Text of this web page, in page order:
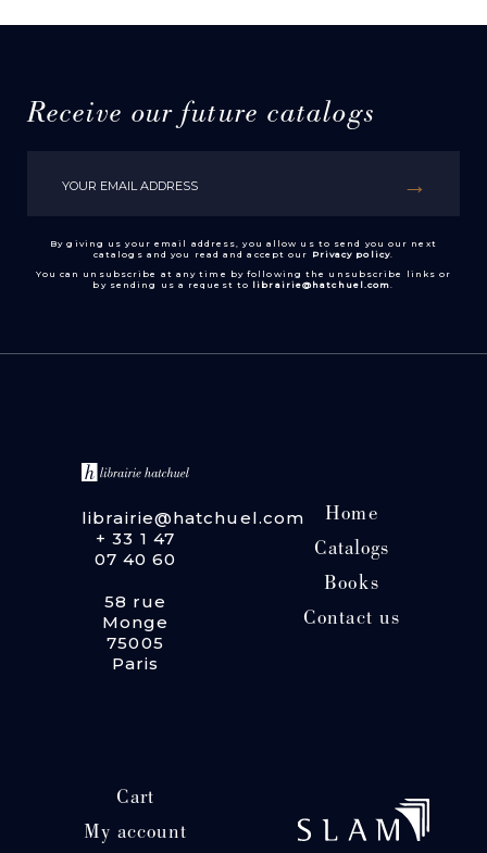
Receive our future catalogs
By giving us your email address, you allow us to send you our next
catalogs and you read and accept our Privacy policy.
You can unsubscribe at any time by following the unsubscribe links or
by sending us a request to librairie@hatchuel.com.
librairie@hatchuel.com
+ 33 1 47
07 40 60
58 rue
Monge
75005
Paris
Home
Catalogs
Books
Contact us
Cart
My account